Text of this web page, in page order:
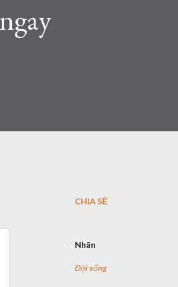
CHIA SẺ
Nhãn
Đời sống